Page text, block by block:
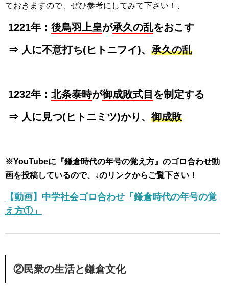
ておきますので、ぜひ参考にしてみて下さい！、
1221年： 後鳥羽上皇が承久の乱をおこす
⇒ 人に不意打ち(ヒトニフイ)、 承久の乱
1232年： 北条泰時が御成敗式目 を制定する
⇒ 人に見つ(ヒトニミツ)かり、 御成敗
※YouTubeに『鎌倉時代の年号の覚え方』のゴロ合わせ動
画を投稿しているので、↓のリンクからご覧下さい！
【動画】中学社会ゴロ合わせ「鎌倉時代の年号の覚
え方①」
②民衆の生活と鎌倉文化